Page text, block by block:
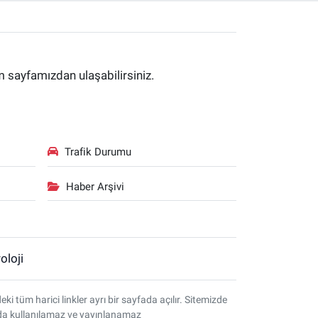
sayfamızdan ulaşabilirsiniz.
Trafik Durumu
Haber Arşivi
tüm harici linkler ayrı bir sayfada açılır. Sitemizde
kullanılamaz ve yayınlanamaz